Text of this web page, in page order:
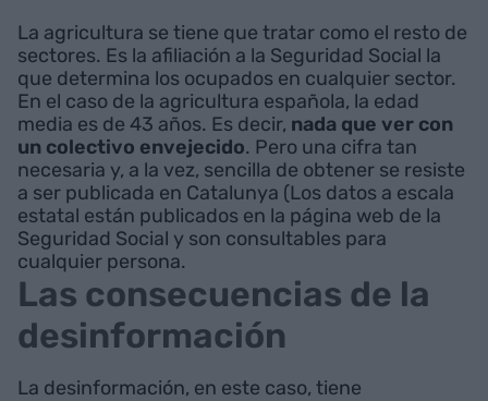
La agricultura se tiene que tratar como el resto de
sectores. Es la afiliación a la Seguridad Social la
que determina los ocupados en cualquier sector.
En el caso de la agricultura española, la edad
media es de 43 años. Es decir, nada que ver con
un colectivo envejecido. Pero una cifra tan
necesaria y, a la vez, sencilla de obtener se resiste
a ser publicada en Catalunya (Los datos a escala
estatal están publicados en la página web de la
Seguridad Social y son consultables para
cualquier persona.
Las consecuencias de la
desinformación
La desinformación, en este caso, tiene